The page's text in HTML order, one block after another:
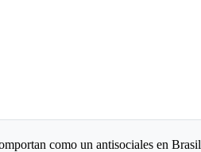
como un antisociales en Brasil